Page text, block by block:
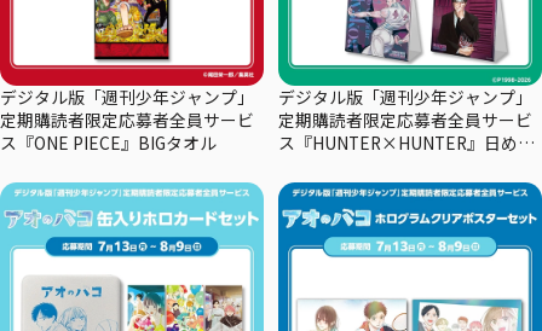
デジタル版「週刊少年ジャンプ」
定期購読者限定応募者全員サービ
ス『ONE PIECE』BIGタオル
デジタル版「週刊少年ジャンプ」
定期購読者限定応募者全員サービ
ス『HUNTER×HUNTER』日めく